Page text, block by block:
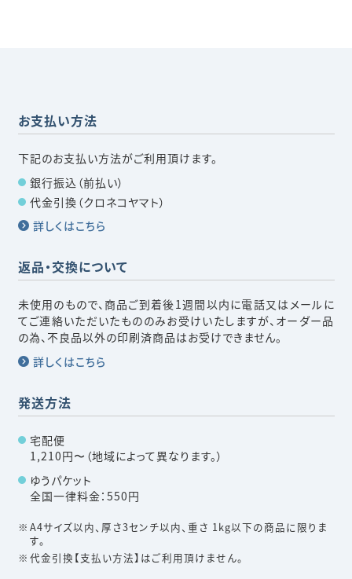
お支払い方法
下記のお支払い方法がご利用頂けます。
銀行振込（前払い）
代金引換（クロネコヤマト）
詳しくはこちら
返品・交換について
未使用のもので、商品ご到着後1週間以内に電話又はメールに
てご連絡いただいたもののみお受けいたしますが、オーダー品
の為、不良品以外の印刷済商品はお受けできません。
詳しくはこちら
発送方法
宅配便
1,210円〜（地域によって異なります。）
ゆうパケット
全国一律料金：550円
A4サイズ以内、厚さ3センチ以内、重さ 1kg以下の商品に限りま
す。
代金引換【支払い方法】はご利用頂けません。